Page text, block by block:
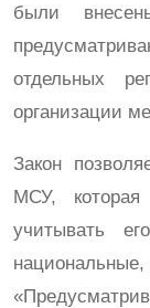
были
отдельных
организации
Закон
МСУ,
учитывать